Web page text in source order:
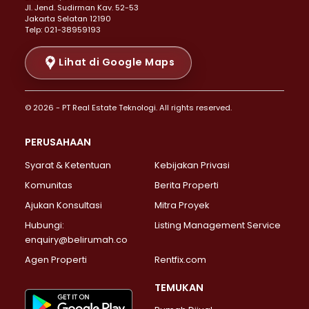
Properti Dijual di Senen >
Properti Dijual di Tanah Abang >
Properti Dijual di Cikini >
Properti Dijual di Kramat >
Properti Dijual di Pasar Baru >
Properti Dijual di Bendungan Hilir >
Properti Dijual di Jakarta Selatan >
Properti Dijual di Lebak Bulus >
Properti Dijual di Gandaria Selatan >
Properti Dijual di Pondok Labu >
Properti Dijual di Lenteng Agung >
Properti Dijual di Senayan >
Properti Dijual di Pondok Pinang >
Properti Dijual di Kebayoran Lama >
Properti Dijual di Kebayoran Baru >
JI. Jend. Sudirman Kav. 52-53
Jakarta Selatan 12190
Telp: 021-38959193
Lihat di Google Maps
© 2026 - PT Real Estate Teknologi. All rights reserved.
PERUSAHAAN
Syarat & Ketentuan
Kebijakan Privasi
Komunitas
Berita Properti
Ajukan Konsultasi
Mitra Proyek
Hubungi:
enquiry@belirumah.co
Listing Management Service
Agen Properti Rentfix.com
TEMUKAN